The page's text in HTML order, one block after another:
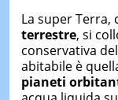
La super Terra,
terrestre, si
conservativa
abitabile è
pianeti